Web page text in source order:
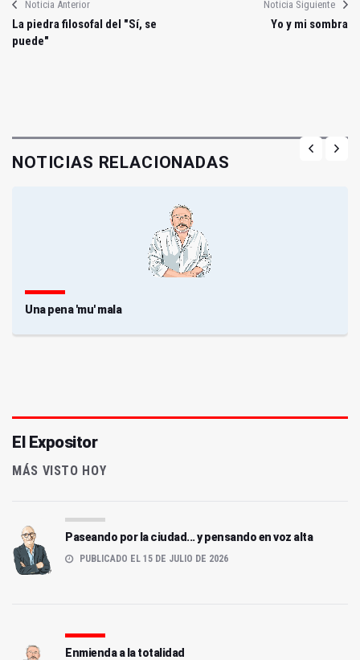
Noticia Anterior
La piedra filosofal del "Sí, se
puede"
Noticia Siguiente
Yo y mi sombra
NOTICIAS RELACIONADAS
Una pena 'mu' mala
El Expositor
MÁS VISTO HOY
Paseando por la ciudad... y pensando en voz alta
PUBLICADO EL 15 DE JULIO DE 2026
Enmienda a la totalidad